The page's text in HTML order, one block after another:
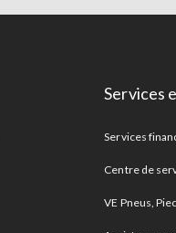
Services
Services
Centre de
VE Pneus,